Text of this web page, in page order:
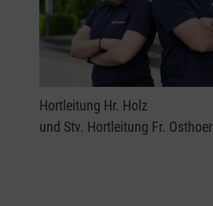
Hortleitung Hr. Holz
und Stv. Hortleitung Fr. Osthoer